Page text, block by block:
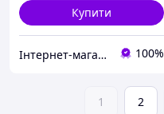
Купити
Інтернет-магазин "5candles" 100%
1 2